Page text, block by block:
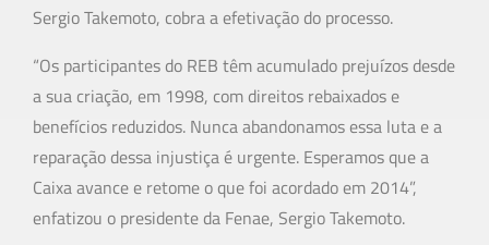
Sergio Takemoto, cobra a efetivação do processo.
“Os participantes do REB têm acumulado prejuízos desde
a sua criação, em 1998, com direitos rebaixados e
benefícios reduzidos. Nunca abandonamos essa luta e a
reparação dessa injustiça é urgente. Esperamos que a
Caixa avance e retome o que foi acordado em 2014”,
enfatizou o presidente da Fenae, Sergio Takemoto.